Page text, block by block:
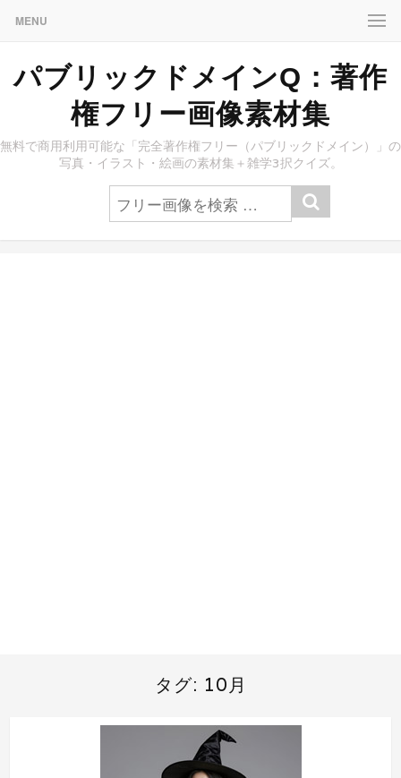
MENU
パブリックドメインQ：著作
権フリー画像素材集
無料で商用利用可能な「完全著作権フリー（パブリックドメイン）」の
写真・イラスト・絵画の素材集＋雑学3択クイズ。
タグ: 10月